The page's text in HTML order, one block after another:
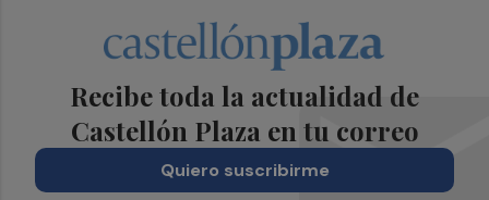
Recibe toda la actualidad de
Castellón Plaza en tu correo
Quiero suscribirme